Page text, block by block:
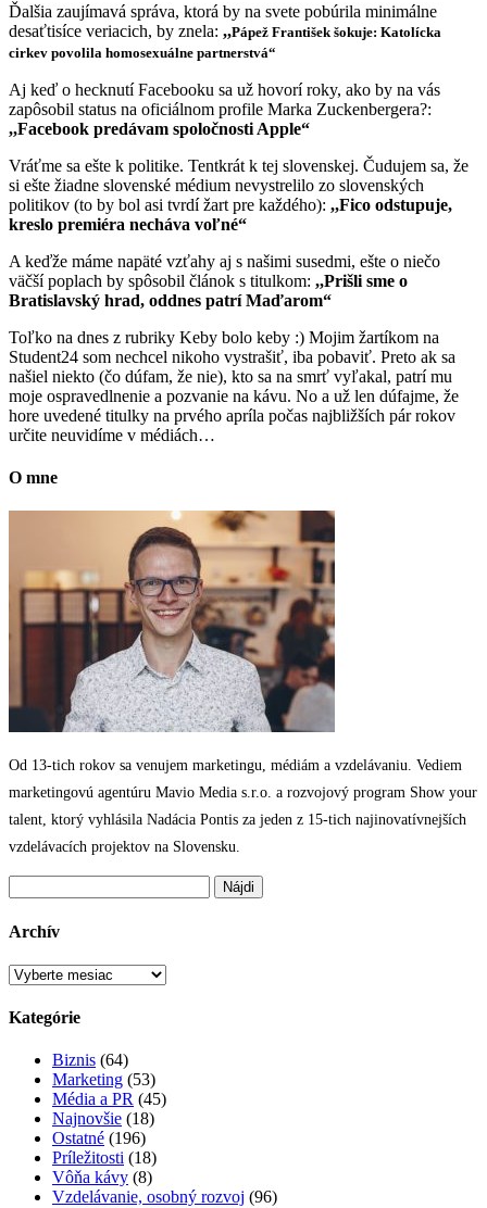
Ďalšia zaujímavá správa, ktorá by na svete pobúrila minimálne
desaťtisíce veriacich, by znela: ,,Pápež František šokuje: Katolícka
cirkev povolila homosexuálne partnerstvá“
Aj keď o hecknutí Facebooku sa už hovorí roky, ako by na vás
zapôsobil status na oficiálnom profile Marka Zuckenbergera?:
,,Facebook predávam spoločnosti Apple“
Vráťme sa ešte k politike. Tentkrát k tej slovenskej. Čudujem sa, že
si ešte žiadne slovenské médium nevystrelilo zo slovenských
politikov (to by bol asi tvrdí žart pre každého): ,,Fico odstupuje,
kreslo premiéra necháva voľné“
A keďže máme napäté vzťahy aj s našimi susedmi, ešte o niečo
väčší poplach by spôsobil článok s titulkom: ,,Prišli sme o
Bratislavský hrad, oddnes patrí Maďarom“
Toľko na dnes z rubriky Keby bolo keby :) Mojim žartíkom na
Student24 som nechcel nikoho vystrašiť, iba pobaviť. Preto ak sa
našiel niekto (čo dúfam, že nie), kto sa na smrť vyľakal, patrí mu
moje ospravedlnenie a pozvanie na kávu. No a už len dúfajme, že
hore uvedené titulky na prvého apríla počas najbližších pár rokov
určite neuvidíme v médiách…
O mne
Od 13-tich rokov sa venujem marketingu, médiám a vzdelávaniu. Vediem
marketingovú agentúru Mavio Media s.r.o. a rozvojový program Show your
talent, ktorý vyhlásila Nadácia Pontis za jeden z 15-tich najinovatívnejších
vzdelávacích projektov na Slovensku.
Archív
Archív
Kategórie
Biznis (64)
Marketing (53)
Média a PR (45)
Najnovšie (18)
Ostatné (196)
Príležitosti (18)
Vôňa kávy (8)
Vzdelávanie, osobný rozvoj (96)